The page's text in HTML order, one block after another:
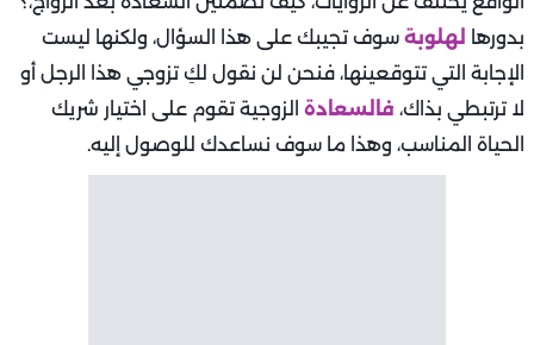
بدورها لهلوبة سوف تجيبك على هذا السؤال، ولكنها ليست
الإجابة التي تتوقعينها، فنحن لن نقول لكِ تزوجي هذا الرجل أو
لا ترتبطي بذاك، فالسعادة الزوجية تقوم على اختيار شريك
الحياة المناسب، وهذا ما سوف نساعدك للوصول إليه.